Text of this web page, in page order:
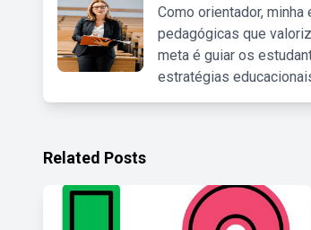
Como orientador,
pedagógicas que
meta é guiar os
estratégias
Related Posts